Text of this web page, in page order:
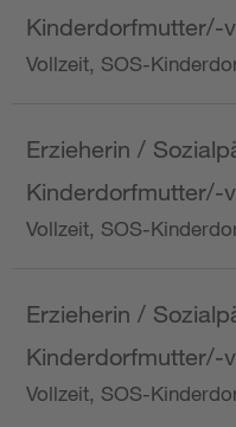
Kinderdorfmutter/-
Vollzeit, SOS-
Erzieherin /
Kinderdorfmutter/-
Vollzeit, SOS-
Erzieherin /
Kinderdorfmutter/-
Vollzeit, SOS-